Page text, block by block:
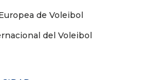
de Voleibol
del Voleibol